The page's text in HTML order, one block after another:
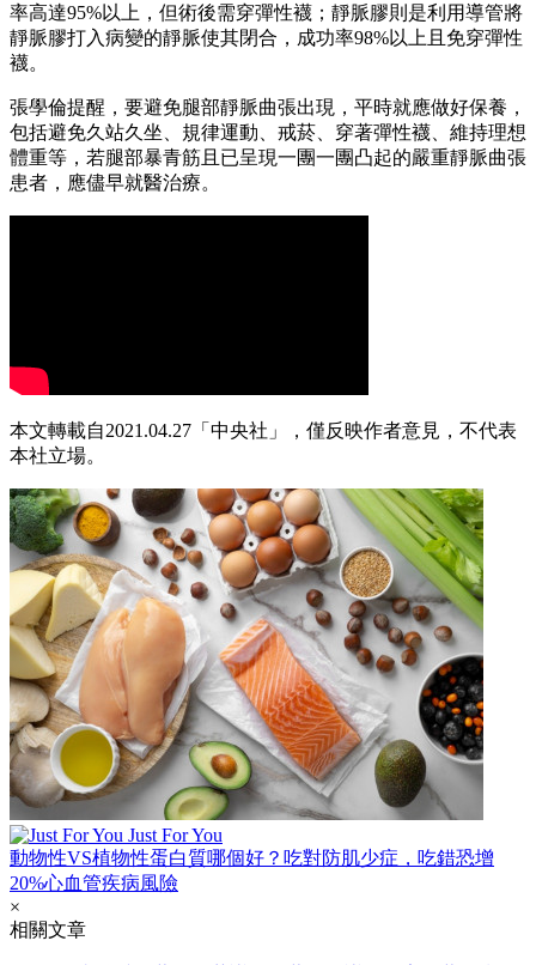
率高達95%以上，但術後需穿彈性襪；靜脈膠則是利用導管將
靜脈膠打入病變的靜脈使其閉合，成功率98%以上且免穿彈性
襪。
張學倫提醒，要避免腿部靜脈曲張出現，平時就應做好保養，
包括避免久站久坐、規律運動、戒菸、穿著彈性襪、維持理想
體重等，若腿部暴青筋且已呈現一團一團凸起的嚴重靜脈曲張
患者，應儘早就醫治療。
本文轉載自2021.04.27 「中央社 」
，僅反映作者意見，不代表
本社立場。
Just For You
動物性VS植物性蛋白質哪個好？吃對防肌少症，吃錯恐增
20%心血管疾病風險
×
相關文章